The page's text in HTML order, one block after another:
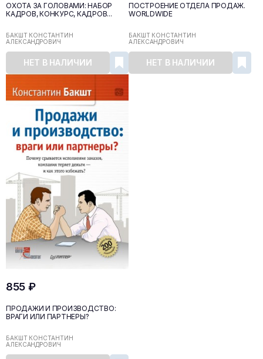
ОХОТА ЗА ГОЛОВАМИ: НАБОР
КАДРОВ, КОНКУРС, КАДРОВ...
БАКШТ КОНСТАНТИН
АЛЕКСАНДРОВИЧ
НЕТ В НАЛИЧИИ
ПОСТРОЕНИЕ ОТДЕЛА ПРОДАЖ.
WORLDWIDE
БАКШТ КОНСТАНТИН
АЛЕКСАНДРОВИЧ
НЕТ В НАЛИЧИИ
855 ₽
ПРОДАЖИ И ПРОИЗВОДСТВО:
ВРАГИ ИЛИ ПАРТНЕРЫ?
БАКШТ КОНСТАНТИН
АЛЕКСАНДРОВИЧ